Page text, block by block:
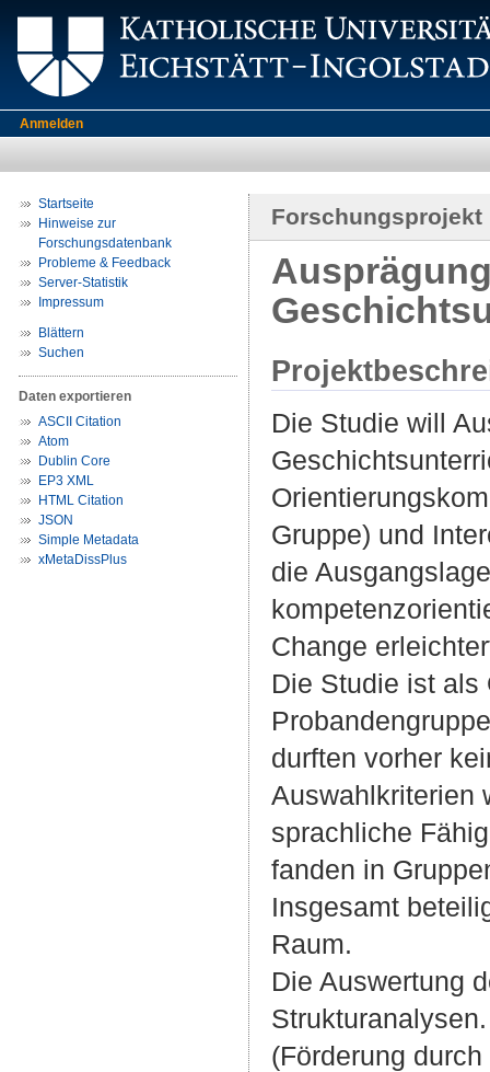
Anmelden
Startseite
Hinweise zur
Forschungsdatenbank
Probleme & Feedback
Server-Statistik
Impressum
Blättern
Suchen
Daten exportieren
ASCII Citation
Atom
Dublin Core
EP3 XML
HTML Citation
JSON
Simple Metadata
xMetaDissPlus
Forschungsprojekt
Die Studie will
Gruppe) und
die
Change
Die Studie ist als
durften vorher
Auswahlkriterien
sprachliche
fanden in
Insgesamt
Raum.
Die Auswertung
(Förderung